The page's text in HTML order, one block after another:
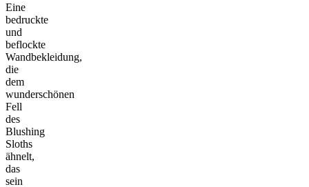
Eine
bedruckte
und
beflockte
Wandbekleidung,
die
dem
wunderschönen
Fell
des
Blushing
Sloths
ähnelt,
das
sein